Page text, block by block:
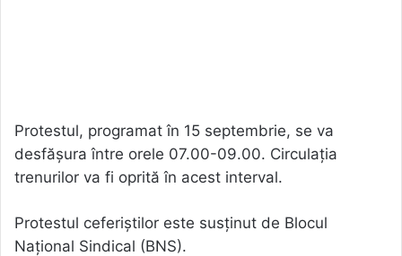
Protestul, programat în 15 septembrie, se va
desfășura între orele 07.00-09.00. Circulaţia
trenurilor va fi oprită în acest interval.
Protestul ceferiștilor este susținut de Blocul
Național Sindical (BNS).